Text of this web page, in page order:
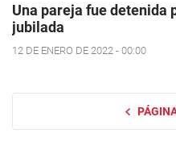
Una pareja fue detenida
jubilada
12 DE ENERO DE 2022 - 00:00
PÁGINA